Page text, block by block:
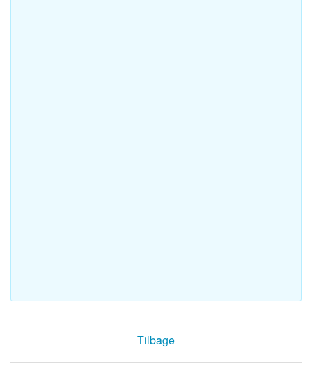
Tilbage